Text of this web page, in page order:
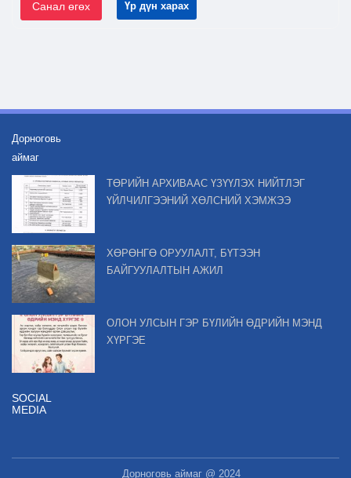
Санал өгөх Үр дүн харах
Дорноговь
аймаг
ТӨРИЙН АРХИВААС ҮЗҮҮЛЭХ НИЙТЛЭГ
ҮЙЛЧИЛГЭЭНИЙ ХӨЛСНИЙ ХЭМЖЭЭ
ХӨРӨНГӨ ОРУУЛАЛТ, БҮТЭЭН
БАЙГУУЛАЛТЫН АЖИЛ
ОЛОН УЛСЫН ГЭР БҮЛИЙН ӨДРИЙН МЭНД
ХҮРГЭЕ
SOCIAL
MEDIA
Дорноговь аймаг @ 2024